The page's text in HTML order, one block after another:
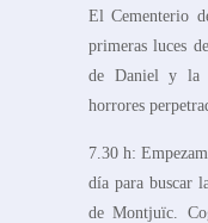
El Cementerio
primeras luces
de Daniel y la
horrores
7.30 h:
día para buscar
de Montjuïc.